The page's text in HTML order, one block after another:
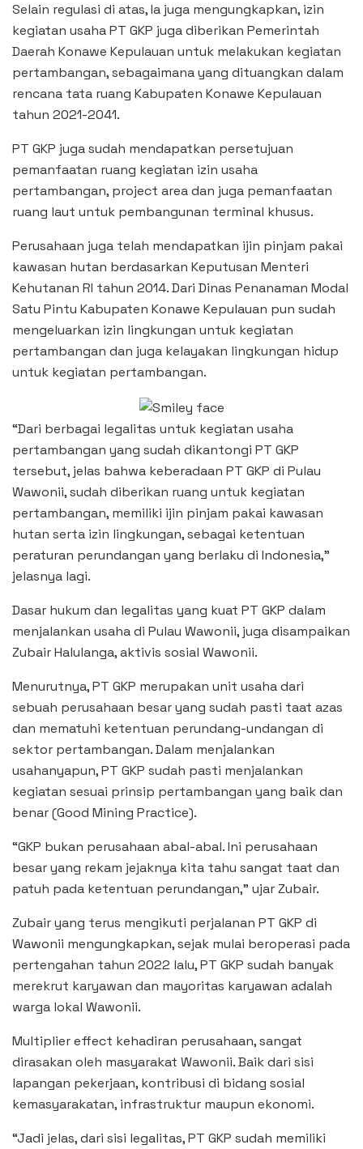
Selain regulasi di atas, Ia juga mengungkapkan, izin
kegiatan usaha PT GKP juga diberikan Pemerintah
Daerah Konawe Kepulauan untuk melakukan kegiatan
pertambangan, sebagaimana yang dituangkan dalam
rencana tata ruang Kabupaten Konawe Kepulauan
tahun 2021-2041.
PT GKP juga sudah mendapatkan persetujuan
pemanfaatan ruang kegiatan izin usaha
pertambangan, project area dan juga pemanfaatan
ruang laut untuk pembangunan terminal khusus.
Perusahaan juga telah mendapatkan ijin pinjam pakai
kawasan hutan berdasarkan Keputusan Menteri
Kehutanan RI tahun 2014. Dari Dinas Penanaman Modal
Satu Pintu Kabupaten Konawe Kepulauan pun sudah
mengeluarkan izin lingkungan untuk kegiatan
pertambangan dan juga kelayakan lingkungan hidup
untuk kegiatan pertambangan.
“Dari berbagai legalitas untuk kegiatan usaha
pertambangan yang sudah dikantongi PT GKP
tersebut, jelas bahwa keberadaan PT GKP di Pulau
Wawonii, sudah diberikan ruang untuk kegiatan
pertambangan, memiliki ijin pinjam pakai kawasan
hutan serta izin lingkungan, sebagai ketentuan
peraturan perundangan yang berlaku di Indonesia,”
jelasnya lagi.
Dasar hukum dan legalitas yang kuat PT GKP dalam
menjalankan usaha di Pulau Wawonii, juga disampaikan
Zubair Halulanga, aktivis sosial Wawonii.
Menurutnya, PT GKP merupakan unit usaha dari
sebuah perusahaan besar yang sudah pasti taat azas
dan mematuhi ketentuan perundang-undangan di
sektor pertambangan. Dalam menjalankan
usahanyapun, PT GKP sudah pasti menjalankan
kegiatan sesuai prinsip pertambangan yang baik dan
benar (Good Mining Practice).
“GKP bukan perusahaan abal-abal. Ini perusahaan
besar yang rekam jejaknya kita tahu sangat taat dan
patuh pada ketentuan perundangan,” ujar Zubair.
Zubair yang terus mengikuti perjalanan PT GKP di
Wawonii mengungkapkan, sejak mulai beroperasi pada
pertengahan tahun 2022 lalu, PT GKP sudah banyak
merekrut karyawan dan mayoritas karyawan adalah
warga lokal Wawonii.
Multiplier effect kehadiran perusahaan, sangat
dirasakan oleh masyarakat Wawonii. Baik dari sisi
lapangan pekerjaan, kontribusi di bidang sosial
kemasyarakatan, infrastruktur maupun ekonomi.
“Jadi jelas, dari sisi legalitas, PT GKP sudah memiliki